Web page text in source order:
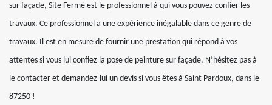
sur façade, Site Fermé est le professionnel à qui vous pouvez confier les
travaux. Ce professionnel a une expérience inégalable dans ce genre de
travaux. Il est en mesure de fournir une prestation qui répond à vos
attentes si vous lui confiez la pose de peinture sur façade. N’hésitez pas à
le contacter et demandez-lui un devis si vous êtes à Saint Pardoux, dans le
87250 !